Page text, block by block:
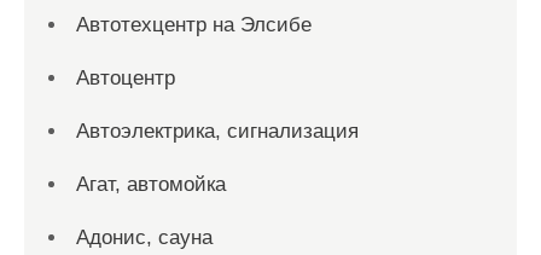
Автотехцентр на Элсибе
Автоцентр
Автоэлектрика, сигнализация
Агат, автомойка
Адонис, сауна